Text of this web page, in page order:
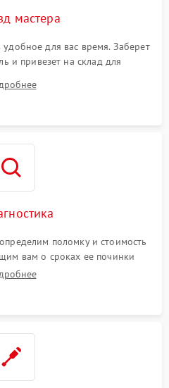
мастера
для вас время. Заберет
и привезет на склад для
поломку и стоимость
вам о сроках ее починки